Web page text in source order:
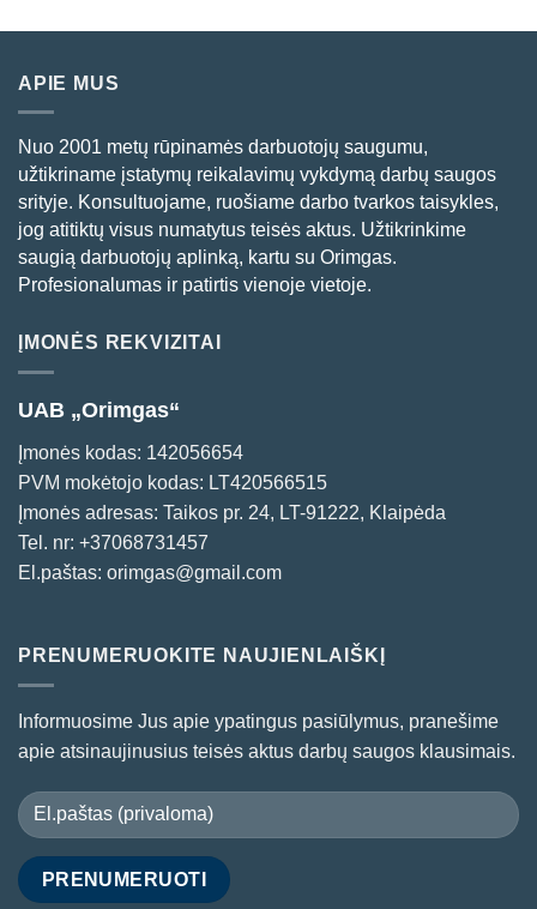
APIE MUS
Nuo 2001 metų rūpinamės darbuotojų saugumu,
užtikriname įstatymų reikalavimų vykdymą darbų saugos
srityje. Konsultuojame, ruošiame darbo tvarkos taisykles,
jog atitiktų visus numatytus teisės aktus. Užtikrinkime
saugią darbuotojų aplinką, kartu su Orimgas.
Profesionalumas ir patirtis vienoje vietoje.
ĮMONĖS REKVIZITAI
UAB „Orimgas“
Įmonės kodas: 142056654
PVM mokėtojo kodas: LT420566515
Įmonės adresas: Taikos pr. 24, LT-91222, Klaipėda
Tel. nr: +37068731457
El.paštas: orimgas@gmail.com
PRENUMERUOKITE NAUJIENLAIŠKĮ
Informuosime Jus apie ypatingus pasiūlymus, pranešime
apie atsinaujinusius teisės aktus darbų saugos klausimais.